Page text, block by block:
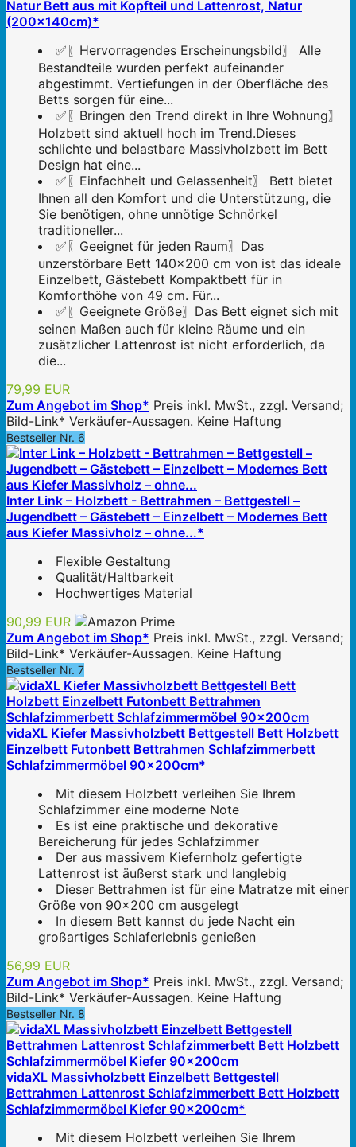
Natur Bett aus mit Kopfteil und Lattenrost, Natur
(200x140cm)*
✅〖Hervorragendes Erscheinungsbild〗 Alle
Bestandteile wurden perfekt aufeinander
abgestimmt. Vertiefungen in der Oberfläche des
Betts sorgen für eine...
✅〖Bringen den Trend direkt in Ihre Wohnung〗
Holzbett sind aktuell hoch im Trend.Dieses
schlichte und belastbare Massivholzbett im Bett
Design hat eine...
✅〖Einfachheit und Gelassenheit〗 Bett bietet
Ihnen all den Komfort und die Unterstützung, die
Sie benötigen, ohne unnötige Schnörkel
traditioneller...
✅〖Geeignet für jeden Raum〗Das
unzerstörbare Bett 140x200 cm von ist das ideale
Einzelbett, Gästebett Kompaktbett für in
Komforthöhe von 49 cm. Für...
✅〖Geeignete Größe〗Das Bett eignet sich mit
seinen Maßen auch für kleine Räume und ein
zusätzlicher Lattenrost ist nicht erforderlich, da
die...
79,99 EUR
Zum Angebot im Shop* Preis inkl. MwSt., zzgl. Versand;
Bild-Link* Verkäufer-Aussagen. Keine Haftung
Bestseller Nr. 6
Inter Link – Holzbett - Bettrahmen – Bettgestell –
Jugendbett – Gästebett – Einzelbett – Modernes Bett
aus Kiefer Massivholz – ohne...*
Flexible Gestaltung
Qualität/Haltbarkeit
Hochwertiges Material
90,99 EUR
Zum Angebot im Shop* Preis inkl. MwSt., zzgl. Versand;
Bild-Link* Verkäufer-Aussagen. Keine Haftung
Bestseller Nr. 7
vidaXL Kiefer Massivholzbett Bettgestell Bett Holzbett
Einzelbett Futonbett Bettrahmen Schlafzimmerbett
Schlafzimmermöbel 90x200cm*
Mit diesem Holzbett verleihen Sie Ihrem
Schlafzimmer eine moderne Note
Es ist eine praktische und dekorative
Bereicherung für jedes Schlafzimmer
Der aus massivem Kiefernholz gefertigte
Lattenrost ist äußerst stark und langlebig
Dieser Bettrahmen ist für eine Matratze mit einer
Größe von 90x200 cm ausgelegt
In diesem Bett kannst du jede Nacht ein
großartiges Schlaferlebnis genießen
56,99 EUR
Zum Angebot im Shop* Preis inkl. MwSt., zzgl. Versand;
Bild-Link* Verkäufer-Aussagen. Keine Haftung
Bestseller Nr. 8
vidaXL Massivholzbett Einzelbett Bettgestell
Bettrahmen Lattenrost Schlafzimmerbett Bett Holzbett
Schlafzimmermöbel Kiefer 90x200cm*
Mit diesem Holzbett verleihen Sie Ihrem